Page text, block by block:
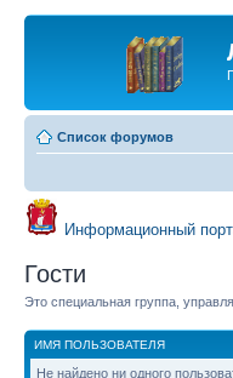
Список форумов
Информационный
Гости
Это специальная группа,
ИМЯ ПОЛЬЗОВАТЕЛЯ
Не найдено ни одного